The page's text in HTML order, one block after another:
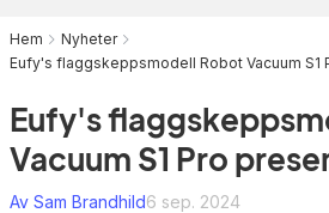
Hem
Nyheter
Eufy's flaggskeppsmodell Robot Vacuum S1
Eufy's
Vacuum S1 Pro
Av Sam Brandhild6 sep. 2024